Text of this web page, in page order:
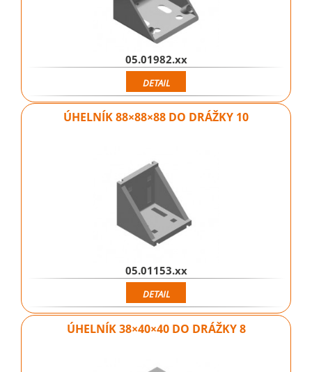
05.01982.xx
DETAIL
ÚHELNÍK 88×88×88 DO DRÁŽKY 10
05.01153.xx
DETAIL
ÚHELNÍK 38×40×40 DO DRÁŽKY 8